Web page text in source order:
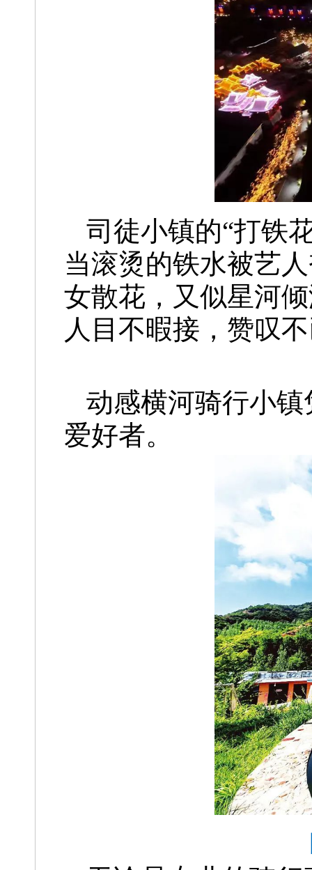
司徒小镇的“打铁
当滚烫的铁水被艺
女散花，又似星河
人目不暇接，赞叹
动感横河骑行小
爱好者。